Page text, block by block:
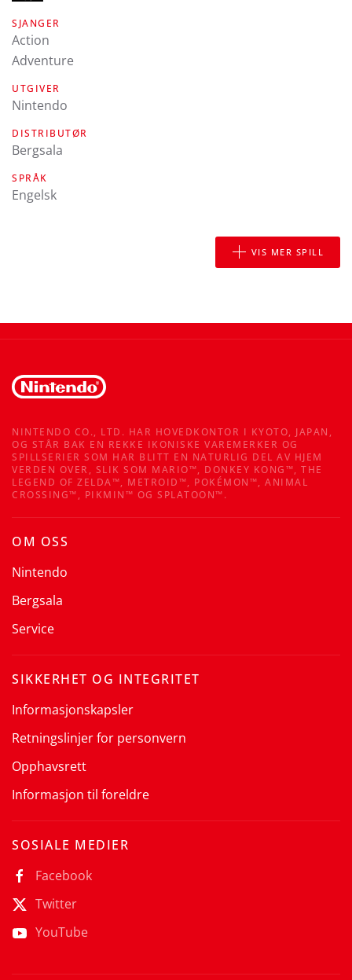
SJANGER
Action
Adventure
UTGIVER
Nintendo
DISTRIBUTØR
Bergsala
SPRÅK
engelsk
VIS MER SPILL
NINTENDO CO., LTD. HAR HOVEDKONTOR I KYOTO, JAPAN,
OG STÅR BAK EN REKKE IKONISKE VAREMERKER OG
SPILLSERIER SOM HAR BLITT EN NATURLIG DEL AV HJEM
VERDEN OVER, SLIK SOM MARIO™, DONKEY KONG™, THE
LEGEND OF ZELDA™, METROID™, POKÉMON™, ANIMAL
CROSSING™, PIKMIN™ OG SPLATOON™.
OM OSS
Nintendo
Bergsala
Service
SIKKERHET OG INTEGRITET
Informasjonskapsler
Retningslinjer for personvern
Opphavsrett
Informasjon til foreldre
SOSIALE MEDIER
Facebook
Twitter
YouTube